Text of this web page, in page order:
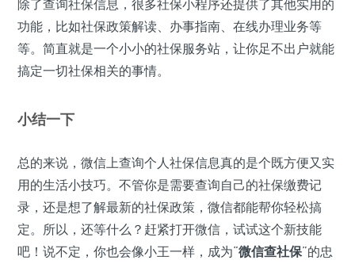
除了查询社保信息，很多社保小程序还提供了其他实用的
功能，比如社保政策解读、办事指南、在线办理业务等
等。简直就是一个小小的社保服务站，让你足不出户就能
搞定一切社保相关的事情。
小结一下
总的来说，微信上查询个人社保信息真的是个既方便又实
用的生活小技巧。不管你是需要查询自己的社保缴费记
录，还是想了解最新的社保政策，微信都能帮你轻松搞
定。所以，还等什么？赶紧打开微信，试试这个新技能
吧！说不定，你也会像小王一样，成为“微信查社保”的忠